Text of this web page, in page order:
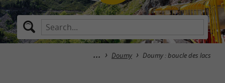
Doumy Doumy : boucle des lacs